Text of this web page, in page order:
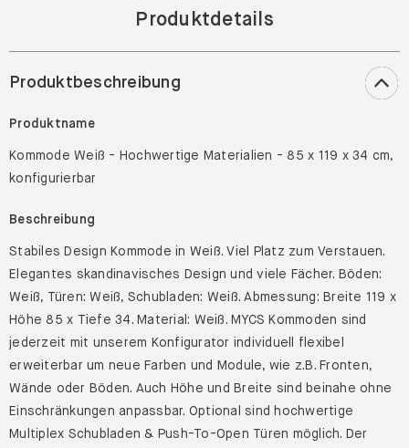
Produktdetails
Produktbeschreibung
Produktname
Kommode Weiß - Hochwertige Materialien - 85 x 119 x 34 cm,
konfigurierbar
Beschreibung
Stabiles Design Kommode in Weiß. Viel Platz zum Verstauen.
Elegantes skandinavisches Design und viele Fächer. Böden:
Weiß, Türen: Weiß, Schubladen: Weiß. Abmessung: Breite 119 x
Höhe 85 x Tiefe 34. Material: Weiß. MYCS Kommoden sind
jederzeit mit unserem Konfigurator individuell flexibel
erweiterbar um neue Farben und Module, wie z.B. Fronten,
Wände oder Böden. Auch Höhe und Breite sind beinahe ohne
Einschränkungen anpassbar. Optional sind hochwertige
Multiplex Schubladen & Push-To-Open Türen möglich. Der